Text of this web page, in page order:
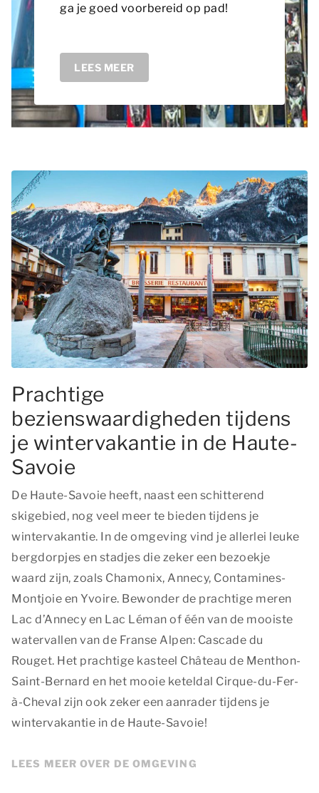
ga je goed voorbereid op pad!
LEES MEER
Prachtige
bezienswaardigheden tijdens
je wintervakantie in de Haute-
Savoie
De Haute-Savoie heeft, naast een schitterend
skigebied, nog veel meer te bieden tijdens je
wintervakantie. In de omgeving vind je allerlei leuke
bergdorpjes en stadjes die zeker een bezoekje
waard zijn, zoals Chamonix, Annecy, Contamines-
Montjoie en Yvoire. Bewonder de prachtige meren
Lac d’Annecy en Lac Léman of één van de mooiste
watervallen van de Franse Alpen: Cascade du
Rouget. Het prachtige kasteel Château de Menthon-
Saint-Bernard en het mooie keteldal Cirque-du-Fer-
à-Cheval zijn ook zeker een aanrader tijdens je
wintervakantie in de Haute-Savoie!
LEES MEER OVER DE OMGEVING